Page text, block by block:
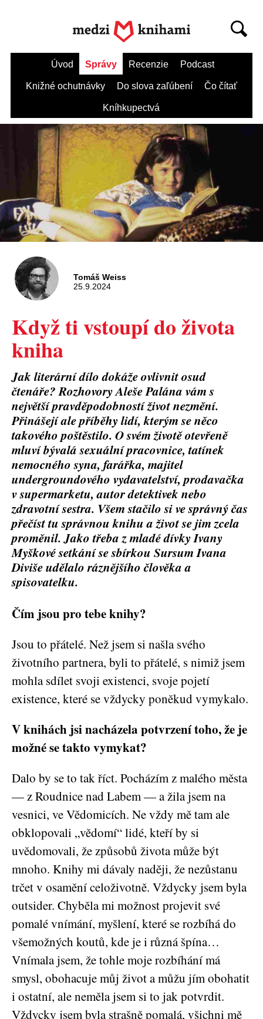
Úvod Správy Recenzie Podcast
Knižné ochutnávky Do slova zaľúbení Čo čítať
Kníhkupectvá
Tomáš Weiss
25.9.2024
Když ti vstoupí do života
kniha
Jak literární dílo dokáže ovlivnit osud
čtenáře? Rozhovory Aleše Palána vám s
největší pravděpodobností život nezmění.
Přinášejí ale příběhy lidí, kterým se něco
takového poštěstilo. O svém životě otevřeně
mluví bývalá sexuální pracovnice, tatínek
nemocného syna, farářka, majitel
undergroundového vydavatelství, prodavačka
v supermarketu, autor detektivek nebo
zdravotní sestra. Všem stačilo si ve správný čas
přečíst tu správnou knihu a život se jim zcela
proměnil. Jako třeba z mladé dívky Ivany
Myškové setkání se sbírkou Sursum Ivana
Diviše udělalo ráznějšího člověka a
spisovatelku.
Čím jsou pro tebe knihy?
Jsou to přátelé. Než jsem si našla svého
životního partnera, byli to přátelé, s nimiž jsem
mohla sdílet svoji existenci, svoje pojetí
existence, které se vždycky poněkud vymykalo.
V knihách jsi nacházela potvrzení toho, že je
možné se takto vymykat?
Dalo by se to tak říct. Pocházím z malého města
— z Roudnice nad Labem — a žila jsem na
vesnici, ve Vědomicích. Ne vždy mě tam ale
obklopovali „vědomí“ lidé, kteří by si
uvědomovali, že způsobů života může být
mnoho. Knihy mi dávaly naději, že nezůstanu
trčet v osamění celoživotně. Vždycky jsem byla
outsider. Chyběla mi možnost projevit své
pomalé vnímání, myšlení, které se rozbíhá do
všemožných koutů, kde je i různá špína…
Vnímala jsem, že tohle moje rozbíhání má
smysl, obohacuje můj život a můžu jím obohatit
i ostatní, ale neměla jsem si to jak potvrdit.
Vždycky jsem byla strašně pomalá, všichni mě